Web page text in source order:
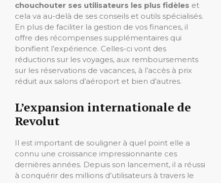
chouchouter ses utilisateurs les plus fidèles et
cela va au-delà de ses conseils et outils spécialisés.
En plus de faciliter la gestion de vos finances, il
offre des récompenses supplémentaires qui
bonifient l’expérience. Celles-ci vont des
réductions sur les voyages, aux remboursements
sur les réservations de vacances, à l’accès à prix
réduit aux salons d’aéroport et bien d’autres.
L’expansion internationale de
Revolut
Il est important de souligner à quel point elle a
connu une croissance impressionnante ces
dernières années. Depuis son lancement, il a réussi
à conquérir des millions d’utilisateurs à travers le